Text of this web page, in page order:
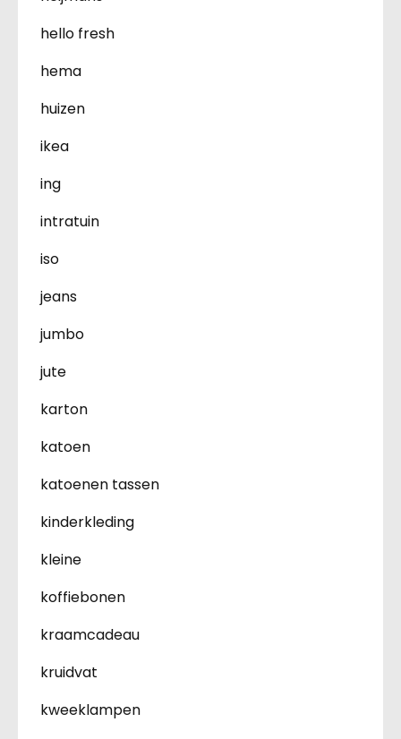
hello fresh
hema
huizen
ikea
ing
intratuin
iso
jeans
jumbo
jute
karton
katoen
katoenen tassen
kinderkleding
kleine
koffiebonen
kraamcadeau
kruidvat
kweeklampen